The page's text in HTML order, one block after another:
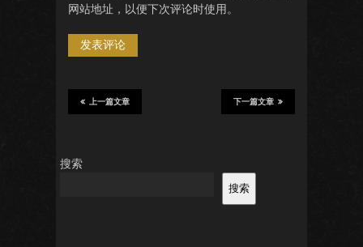
网站地址，以便下次评论时使用。
下一篇文章
上一篇文章
搜索
搜索